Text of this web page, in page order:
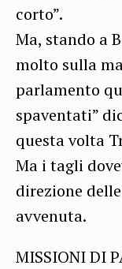
corto”.
Ma, stando a
molto sulla
parlamento
spaventati”
questa volta
Ma i tagli
direzione
avvenuta.
MISSIONI DI